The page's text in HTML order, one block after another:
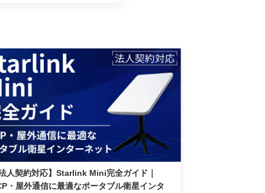
法人契約対応】Starlink Mini完全ガイド｜
・屋外通信に最適なポータブル衛星インタ